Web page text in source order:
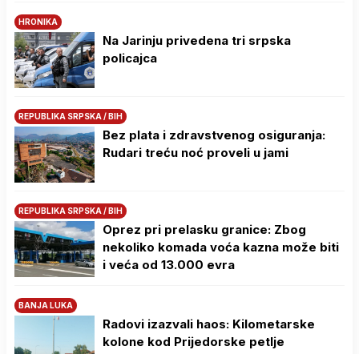
HRONIKA
Na Јarinju privedena tri srpska
policajca
REPUBLIKA SRPSKA / BIH
Bez plata i zdravstvenog osiguranja:
Rudari treću noć proveli u jami
REPUBLIKA SRPSKA / BIH
Oprez pri prelasku granice: Zbog
nekoliko komada voća kazna može biti
i veća od 13.000 evra
BANJA LUKA
Radovi izazvali haos: Kilometarske
kolone kod Prijedorske petlje